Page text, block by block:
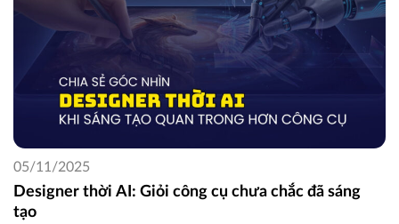
Designer thời AI: Giỏi công cụ chưa chắc đã sáng
tạo
05/11/2025